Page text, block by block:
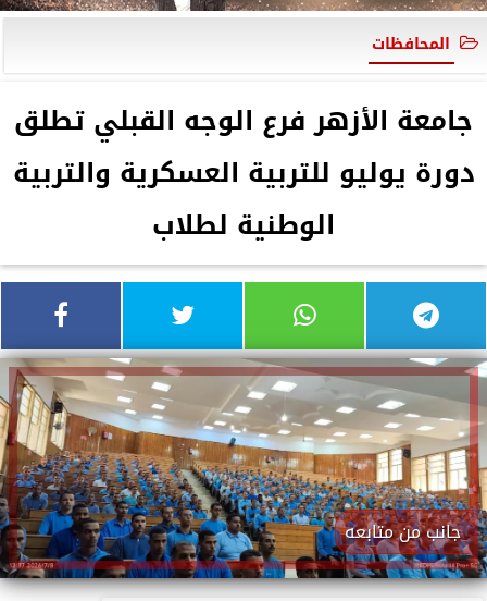
المحافظات
جامعة الأزهر فرع الوجه القبلي تطلق
دورة يوليو للتربية العسكرية والتربية
الوطنية لطلاب
جانب من متابعه